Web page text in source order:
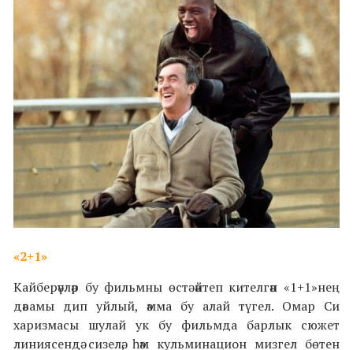
«2+1»
Кайберәүләр бу фильмны өстә әйтеп кителгән «1+1»нең
дәвамы дип уйлый, әмма бу алай түгел. Омар Си
харизмасы шулай ук бу фильмда барлык сюжет
линиясендә сизелә, һәм кульминацион мизгел бөтен